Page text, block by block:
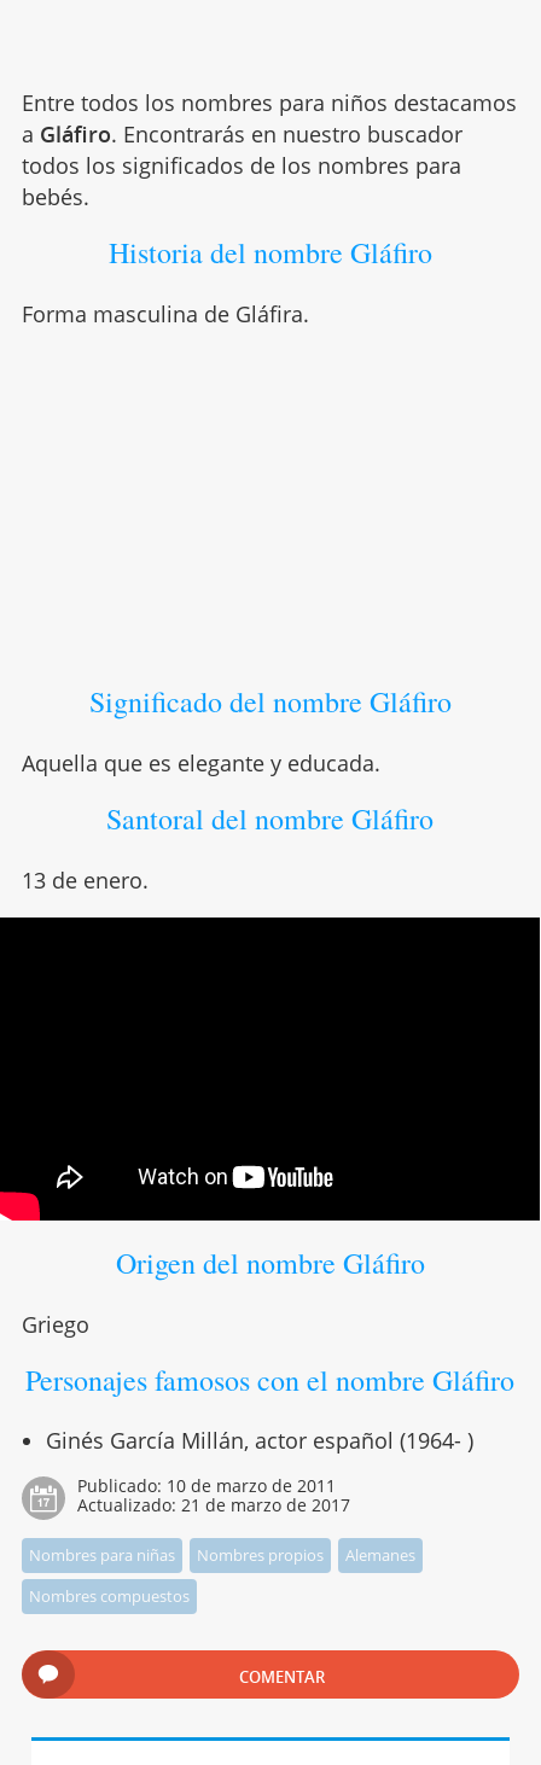
Entre todos los nombres para niños destacamos
a Gláfiro. Encontrarás en nuestro buscador
todos los significados de los nombres para
bebés.
Historia del nombre Gláfiro
Forma masculina de Gláfira.
Significado del nombre Gláfiro
Aquella que es elegante y educada.
Santoral del nombre Gláfiro
13 de enero.
Origen del nombre Gláfiro
Griego
Personajes famosos con el nombre Gláfiro
Ginés García Millán, actor español (1964- )
Publicado: 10 de marzo de 2011
Actualizado: 21 de marzo de 2017
Nombres para niñas Nombres propios
Alemanes
Nombres compuestos
COMENTAR